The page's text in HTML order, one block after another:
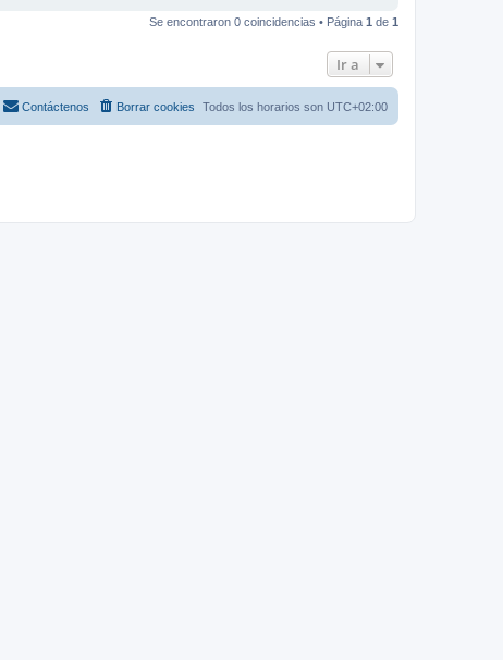
Se encontraron 0 coincidencias • Página 1 de 1
Ir a
Todos los horarios son UTC+02:00
Borrar cookies
Contáctenos